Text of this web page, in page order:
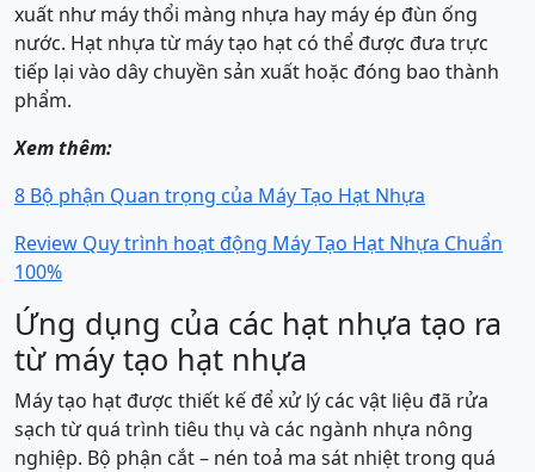
xuất như máy thổi màng nhựa hay máy ép đùn ống
nước. Hạt nhựa từ máy tạo hạt có thể được đưa trực
tiếp lại vào dây chuyền sản xuất hoặc đóng bao thành
phẩm.
Xem thêm:
8 Bộ phận Quan trọng của Máy Tạo Hạt Nhựa
Review Quy trình hoạt động Máy Tạo Hạt Nhựa Chuẩn
100%
Ứng dụng của các hạt nhựa tạo ra
từ máy tạo hạt nhựa
Máy tạo hạt được thiết kế để xử lý các vật liệu đã rửa
sạch từ quá trình tiêu thụ và các ngành nhựa nông
nghiệp. Bộ phận cắt – nén toả ma sát nhiệt trong quá